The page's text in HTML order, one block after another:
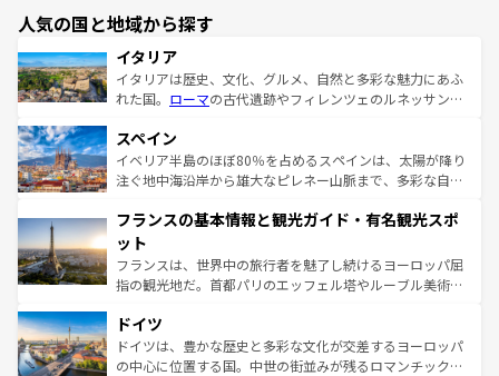
人気の国と地域から探す
イタリア
イタリアは歴史、文化、グルメ、自然と多彩な魅力にあふ
れた国。 ローマの古代遺跡やフィレンツェのルネッサンス
ろん、トスカーナの美しい田園風景やアマルフィ海岸の絶
景など、自然景観も見逃せない。観光の合間には、本場の
ピザやパスタなど、絶品のイタリア料理を堪能することも
ませてくれるイタリアで、忘れられない旅をしてみよう！
なお、新着のイタリア情報は
しい。
スペイン
イベリア半島のほぼ80％を占めるスペインは、太陽が降り
注ぐ地中海沿岸から雄大なピレネー山脈まで、多彩な自然
文化が根付くこの国では、情熱的なフラメンコ、熱気あふ
れる闘牛、そして美味しいタパスが生活の一部となってい
る。首都マドリードの洗練された雰囲気や、バルセロナの
アートに溢れた街角から、地方では古代ローマ遺跡や中世
せる。地方によって風土や気候が異なるスペインはその個
性で訪れる人を魅了する。 なお、新着のスペイン情報は コ
ンテンツ一覧を参照してほしい。
フランスの基本情報と観光ガイド・有名観光スポ
ット
フランスは、世界中の旅行者を魅了し続けるヨーロッパ屈
指の観光地だ。首都パリのエッフェル塔やルーブル美術館
で、幅広い魅力が詰まっている。華麗な宮殿、歴史的な大
聖堂、美しいビーチ、そして豊かな自然が、訪れる者を心
から魅了する。また、フランスは美食の国としても知ら
ドイツ
ドイツは、豊かな歴史と多彩な文化が交差するヨーロッパ
の中心に位置する国。中世の街並みが残るロマンチック街